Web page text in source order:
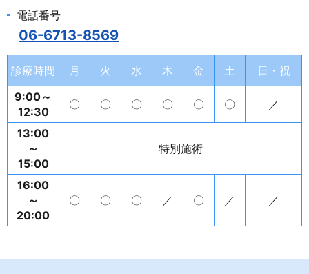
電話番号
06-6713-8569
診療時間 月 火 水 木 金 土
日・祝
9:00～
12:30
〇 〇 〇 〇 〇 〇 ／
13:00
～
15:00
特別施術
16:00
～
20:00
〇 〇 〇 ／ 〇 ／ ／